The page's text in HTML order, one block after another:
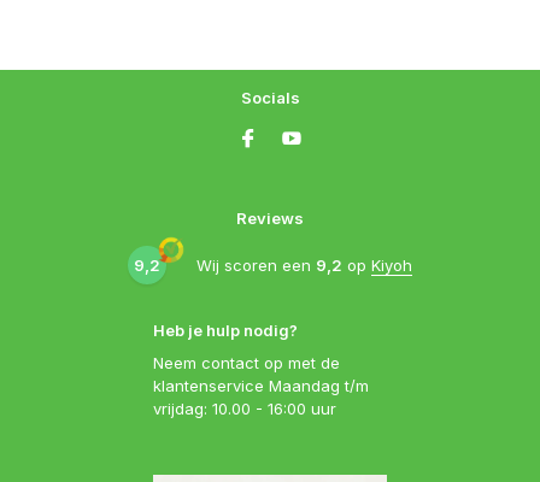
Heb je hulp nodig?
Neem contact op met de
klantenservice Maandag t/m
vrijdag: 10.00 - 16:00 uur
Reviews
9,2 Wij scoren een 9,2 op Kiyoh
Socials